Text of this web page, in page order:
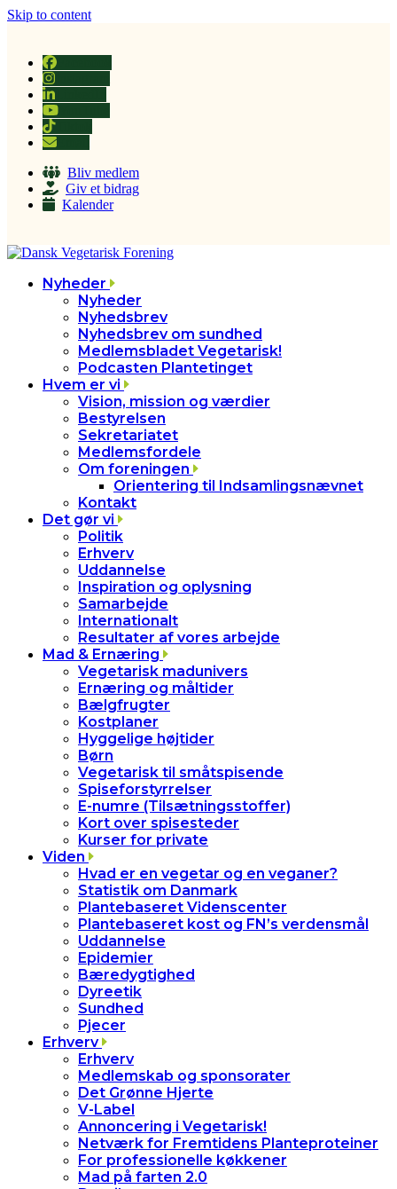
Skip to content
Tiktok
Bliv medlem
Giv et bidrag
Kalender
Nyheder
Nyheder
Nyhedsbrev
Nyhedsbrev om sundhed
Medlemsbladet Vegetarisk!
Podcasten Plantetinget
Hvem er vi
Vision, mission og værdier
Bestyrelsen
Sekretariatet
Medlemsfordele
Om foreningen
Orientering til Indsamlingsnævnet
Kontakt
Det gør vi
Politik
Erhverv
Uddannelse
Inspiration og oplysning
Samarbejde
Internationalt
Resultater af vores arbejde
Mad & Ernæring
Vegetarisk madunivers
Ernæring og måltider
Bælgfrugter
Kostplaner
Hyggelige højtider
Børn
Vegetarisk til småtspisende
Spiseforstyrrelser
E-numre (Tilsætningsstoffer)
Kort over spisesteder
Kurser for private
Viden
Hvad er en vegetar og en veganer?
Statistik om Danmark
Plantebaseret Videnscenter
Plantebaseret kost og FN’s verdensmål
Uddannelse
Epidemier
Bæredygtighed
Dyreetik
Sundhed
Pjecer
Erhverv
Erhverv
Medlemskab og sponsorater
Det Grønne Hjerte
V-Label
Annoncering i Vegetarisk!
Netværk for Fremtidens Planteproteiner
For professionelle køkkener
Mad på farten 2.0